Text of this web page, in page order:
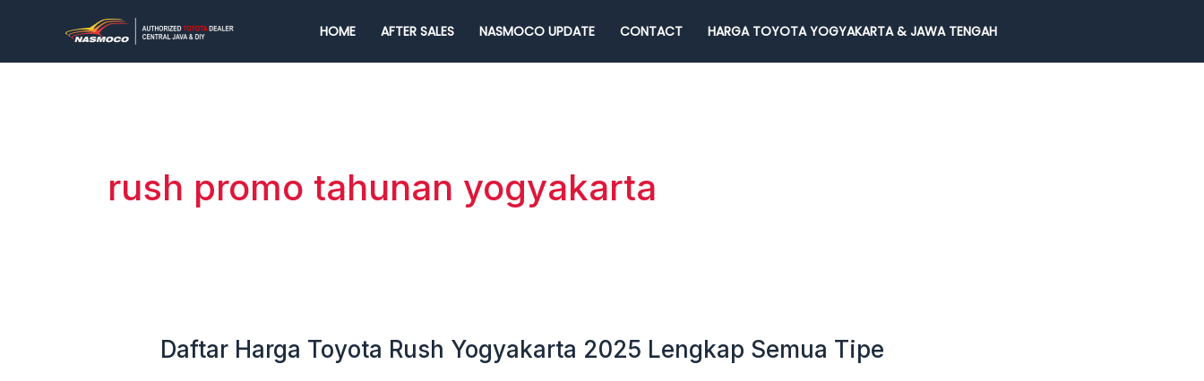
konten
HOME AFTER SALES NASMOCO UPDATE CONTACT HARGA TOYOTA YOGYAKARTA & JAWA TENGAH
rush promo tahunan yogyakarta
Daftar Harga Toyota Rush Yogyakarta 2025 Lengkap Semua Tipe
Daftar